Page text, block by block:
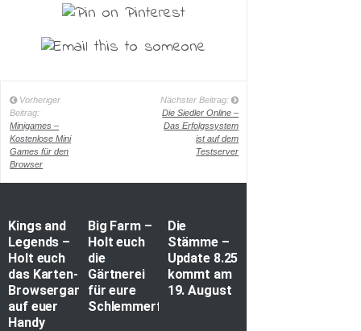
Vorheriger
Beitrag:
Minigames –
Kostenlose Mini
Games für den
Browser
Nächster Beitrag:
Die Siedler Online –
Das Erfolgssystem
ist auf dem
Testserver
Kings and
Legends –
Holt euch
das Karten-
Browsergame
auf euer
Handy
Big Farm –
Holt euch
die
Gärtnerei
für eure
Schlemmerfarm
Die
Stämme –
Update 8.25
kommt am
19. August